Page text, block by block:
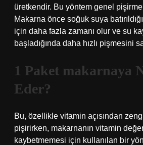
üretkendir. Bu yöntem genel
Makarna önce soğuk suya
için daha fazla zamanı olur ve su
başladığında daha hızlı pişmesini
1 Paket makarnaya
Eder?
Bu, özellikle vitamin açısından
pişirirken, makarnanın vitamin
kaybetmemesi için kullanılan bir